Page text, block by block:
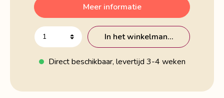
Meer informatie
In het winkelmandje
Direct beschikbaar, levertijd 3-4 weken